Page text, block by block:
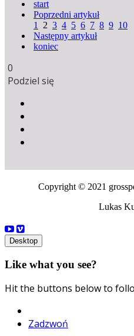
start
Poprzedni artykuł
1
2 3 4 5 6 7 8 9 10
Następny artykuł
koniec
0
Podziel się
Copyright © 2021
Lukas
Desktop
Like what you see?
Hit the buttons below to
Zadzwoń